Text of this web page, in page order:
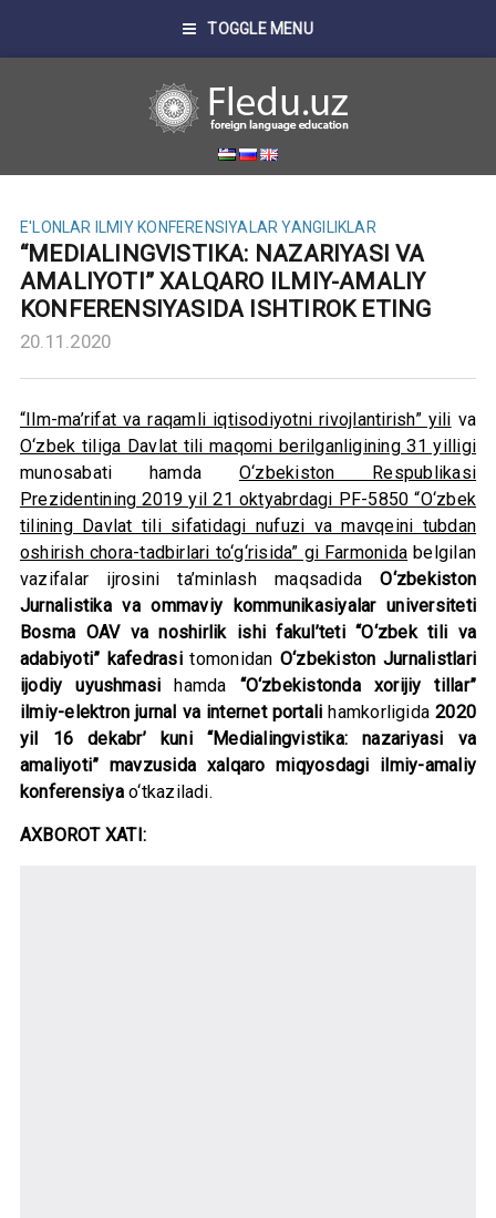
TOGGLE MENU
E'LONLAR ILMIY KONFERENSIYALAR YANGILIKLAR
“MEDIALINGVISTIKA: NAZARIYASI VA
AMALIYOTI” XALQARO ILMIY-AMALIY
KONFERENSIYASIDA ISHTIROK ETING
20.11.2020
“Ilm-ma’rifat va raqamli iqtisodiyotni rivojlantirish” yili va
O‘zbek tiliga Davlat tili maqomi berilganligining 31 yilligi
munosabati hamda O‘zbekiston Respublikasi
Prezidentining 2019 yil 21 oktyabrdagi PF-5850 “O‘zbek
tilining Davlat tili sifatidagi nufuzi va mavqeini tubdan
oshirish chora-tadbirlari to‘g‘risida” gi Farmonida belgilan
vazifalar ijrosini ta’minlash maqsadidaO‘zbekiston
Jurnalistika va ommaviy kommunikasiyalar universiteti
Bosma OAV va noshirlik ishi fakul’teti “O‘zbek tili va
adabiyoti” kafedrasitomonidan O‘zbekiston Jurnalistlari
ijodiy uyushmasihamda “O‘zbekistonda xorijiy tillar”
ilmiy-elektron jurnal va internet portali hamkorligida 2020
yil 16 dekabr’ kuni “Medialingvistika: nazariyasi va
amaliyoti” mavzusida xalqaro miqyosdagi ilmiy-amaliy
konferensiyao‘tkaziladi.
AXBOROT XATI: